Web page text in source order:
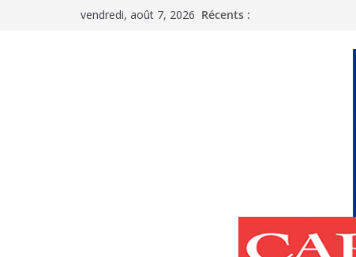
vendredi, août 7, 2026 Récents :